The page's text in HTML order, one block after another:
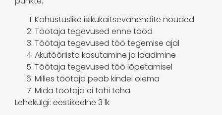
Kohustuslike isikukaitsevahendite nõuded
Töötaja tegevused enne tööd
Töötaja tegevused töö tegemise ajal
Akutööriista kasutamine ja laadimine
Töötaja tegevused töö lõpetamisel
Milles töötaja peab kindel olema
Mida töötaja ei tohi teha
Lehekülgi: eestikeelne 3 lk